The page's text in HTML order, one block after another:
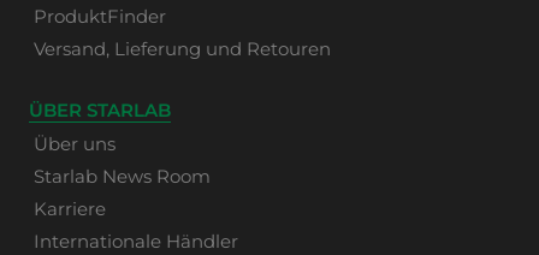
ProduktFinder
Versand, Lieferung und Retouren
ÜBER STARLAB
Über uns
Starlab News Room
Karriere
Internationale Händler